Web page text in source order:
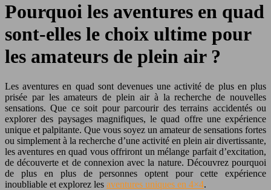
Pourquoi les aventures en quad
sont-elles le choix ultime pour
les amateurs de plein air ?
Les aventures en quad sont devenues une activité de plus en plus
prisée par les amateurs de plein air à la recherche de nouvelles
sensations. Que ce soit pour parcourir des terrains accidentés ou
explorer des paysages magnifiques, le quad offre une expérience
unique et palpitante. Que vous soyez un amateur de sensations fortes
ou simplement à la recherche d’une activité en plein air divertissante,
les aventures en quad vous offriront un mélange parfait d’excitation,
de découverte et de connexion avec la nature. Découvrez pourquoi
de plus en plus de personnes optent pour cette expérience
inoubliable et explorez les aventures uniques en 4×4.